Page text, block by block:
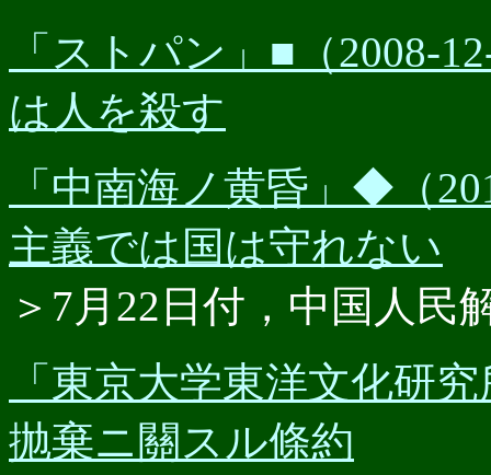
「ストパン」■（2008-
は人を殺す
「中南海ノ黄昏」◆（
主義では国は守れない
＞7月22日付，中国人民
「東京大学東洋文化研
抛棄ニ關スル條約